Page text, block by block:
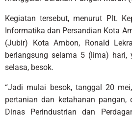
Kegiatan tersebut, menurut Plt.
Informatika dan Persandian Kota
(Jubir) Kota Ambon, Ronald
berlangsung selama 5 (lima)
selasa, besok.
“Jadi mulai besok, tanggal 20
pertanian dan ketahanan
Dinas Perindustrian dan